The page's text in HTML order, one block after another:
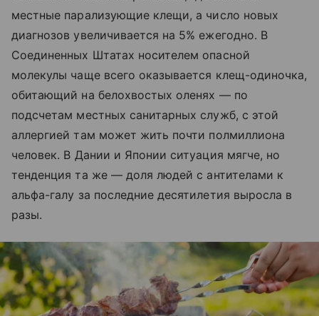
местные парализующие клещи, а число новых
диагнозов увеличивается на 5% ежегодно. В
Соединенных Штатах носителем опасной
молекулы чаще всего оказывается клещ-одиночка,
обитающий на белохвостых оленях — по
подсчетам местных санитарных служб, с этой
аллергией там может жить почти полмиллиона
человек. В Дании и Японии ситуация мягче, но
тенденция та же — доля людей с антителами к
альфа-галу за последние десятилетия выросла в
разы.